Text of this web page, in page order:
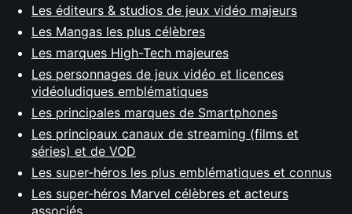
Les éditeurs & studios de jeux vidéo majeurs
Les Mangas les plus célèbres
Les marques High-Tech majeures
Les personnages de jeux vidéo et licences
vidéoludiques emblématiques
Les principales marques de Smartphones
Les principaux canaux de streaming (films et
séries) et de VOD
Les super-héros les plus emblématiques et connus
Les super-héros Marvel célèbres et acteurs
associés